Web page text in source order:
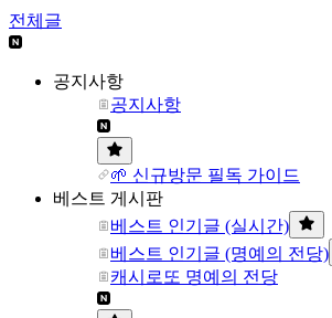
전체글
공지사항
공지사항
🌱 신규방문 필독 가이드
베스트 게시판
베스트 인기글 (실시간)
베스트 인기글 (명예의 전당)
캐시로또 명예의 전당